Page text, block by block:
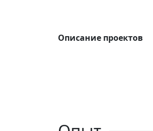
Описание проектов